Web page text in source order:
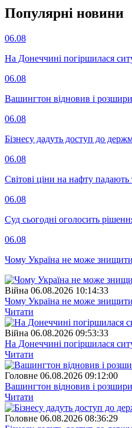
Популярнi новини
06.08
На Донеччині погіршилася
06.08
Вашингтон відновив і
06.08
Бізнесу дадуть доступ до
06.08
Світові ціни на нафту падають
06.08
Суд сьогодні оголосить
06.08
Чому Україна не може
Війна 06.08.2026 10:14:33
Чому Україна не може
Читати
Війна 06.08.2026 09:53:33
На Донеччині погіршилася
Читати
Головне 06.08.2026 09:12:00
Вашингтон відновив і
Читати
Головне 06.08.2026 08:36:29